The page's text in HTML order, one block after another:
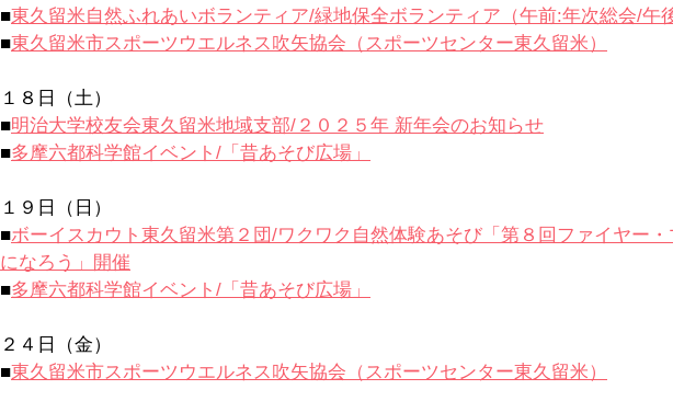
■東久留米自然ふれあいボランティア/緑地保全ボランティア（午前:年次総会/午
■東久留米市スポーツウエルネス吹矢協会（スポーツセンター東久留米）
１８日（土）
■明治大学校友会東久留米地域支部/ ２０２５年 新年会のお知らせ
■多摩六都科学館イベント/ 「昔あそび広場」
１９日（日）
■ボーイスカウト東久留米第２団/ワクワク自然体験あそび「第８回ファイヤー
になろう」開催
■多摩六都科学館イベント/ 「昔あそび広場」
２４日（金）
■東久留米市スポーツウエルネス吹矢協会（スポーツセンター東久留米）